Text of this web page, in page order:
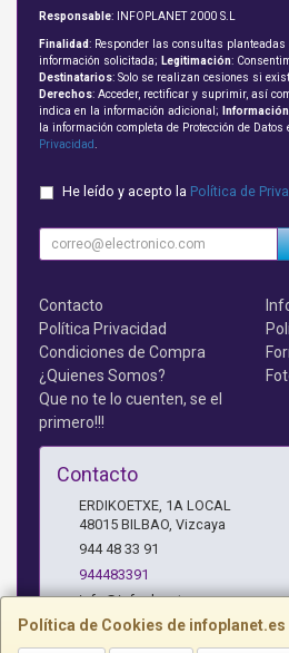
Política de Cookies de infoplanet.es
Responsable: INFOPLANET 2000 S.L
Finalidad: Responder las consultas
información solicitada; Legitimación:
Destinatarios: Solo se realizan cesiones si
Derechos: Acceder, rectificar y suprimir, así
indica en la información adicional;
la información completa de Protección de Datos
Privacidad.
He leído y acepto la Política de
Contacto
Política Privacidad
Condiciones de Compra
¿Quienes Somos?
Que no te lo cuenten, se el
primero!!!
Contacto
ERDIKOETXE, 1A LOCAL
48015 BILBAO, Vizcaya
944 48 33 91
944483391
info@infoplanet.es